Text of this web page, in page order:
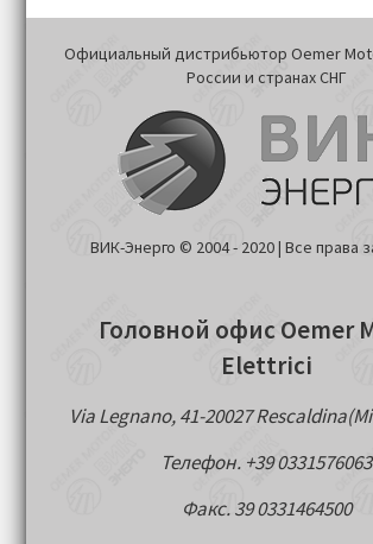
Официальный дистрибьютор Oemer
России и странах СНГ
ВИК-Энерго © 2004 - 2020 | Все права
Головной офис Oemer
Elettrici
Via Legnano, 41-20027
Телефон. +39 0331576063
Факс. 39 0331464500